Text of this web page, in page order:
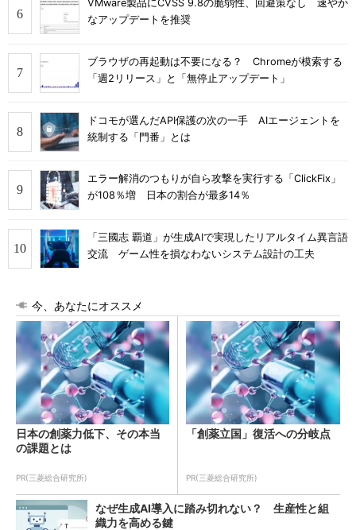
VMware製品にCVSS 9.8の脆弱性、回避策なし 速やか
なアップデートを推奨
ブラウザの再起動は不要になる？ Chromeが模索する
「週2リリース」と「無停止アップデート」
ドコモが選んだAPI保護の次の一手 AIエージェントを
統制する「門番」とは
エラー解消のつもりが自ら攻撃を実行する「ClickFix」
が108％増 日本の割合が最多14％
「三國志 覇道」が生成AIで実現したリアルタイム異言語
交流 ゲーム性を損なわないシステム設計の工夫
今、あなたにオススメ
日本の創薬力低下、その本当
の課題とは
PR(三菱総合研究所)
「創薬立国」復活への分岐点
PR(三菱総合研究所)
なぜ生成AI導入に踏み切れない？ 生産性と組
織力を高める鍵